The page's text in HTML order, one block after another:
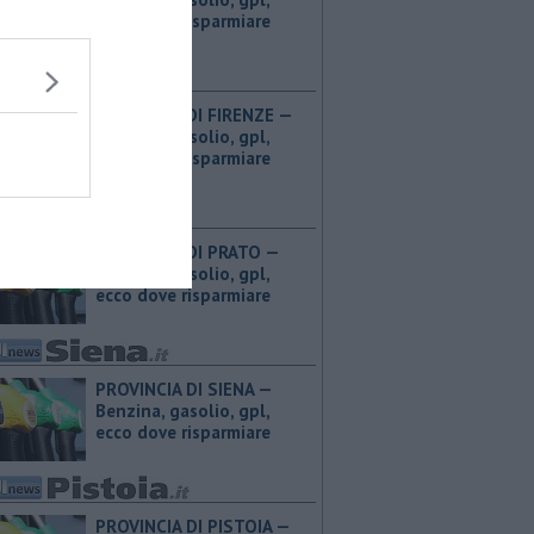
ecco dove risparmiare
PROVINCIA DI FIRENZE — ​
Benzina, gasolio, gpl,
ecco dove risparmiare
PROVINCIA DI PRATO — ​
Benzina, gasolio, gpl,
ecco dove risparmiare
PROVINCIA DI SIENA — ​
Benzina, gasolio, gpl,
ecco dove risparmiare
PROVINCIA DI PISTOIA — ​